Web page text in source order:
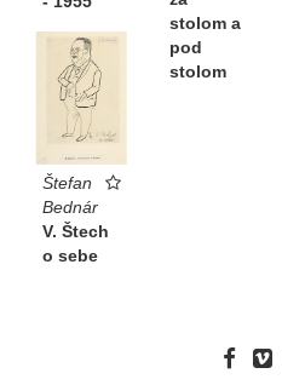
stolom a
pod
stolom
Štefan
Bednár
V. Štech
o sebe